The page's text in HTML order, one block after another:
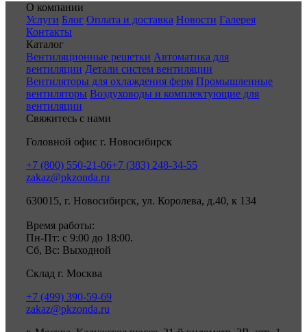
О компании
Услуги Блог Оплата и доставка Новости Галерея
Контакты
Каталог
Вентиляционные решетки Автоматика для
вентиляции Детали систем вентиляции
Вентиляторы для охлаждения ферм Промышленные
вентиляторы Воздуховоды и комплектующие для
вентиляции
Свяжитесь с нами
Головной офис г. Новосибирск
+7 (800) 550-21-06+7 (383) 248-34-55
zakaz@pkzonda.ru
630015, г. Новосибирск, ул. Королева, д.40, к 134
Время работы:
Пн-Пт: с 9:00 до 18:00.
Сб, Вс: Выходной
Склад г. Москва
+7 (499) 390-59-69
zakaz@pkzonda.ru